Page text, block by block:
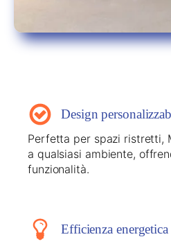
Design
Perfetta per spazi ristretti,
a qualsiasi ambiente,
funzionalità.
Efficienza energetica